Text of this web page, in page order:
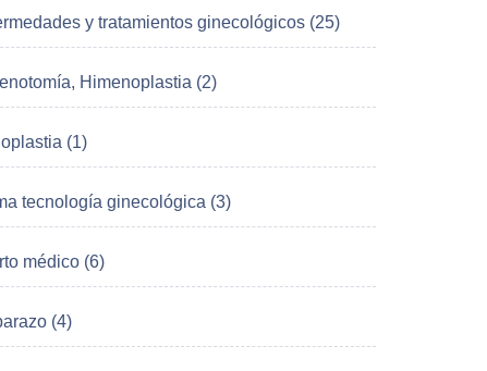
y tratamientos ginecológicos (25)
Himenoplastia (2)
(1)
tecnología ginecológica (3)
médico (6)
(4)